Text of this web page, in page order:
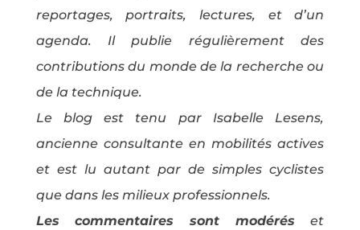
reportages, portraits, lectures, et d’un
agenda. Il publie régulièrement des
contributions du monde de la recherche ou
de la technique.
Le blog est tenu par Isabelle Lesens,
ancienne consultante en mobilités actives
et est lu autant par de simples cyclistes
que dans les milieux professionnels.
Les commentaires sont modéréset